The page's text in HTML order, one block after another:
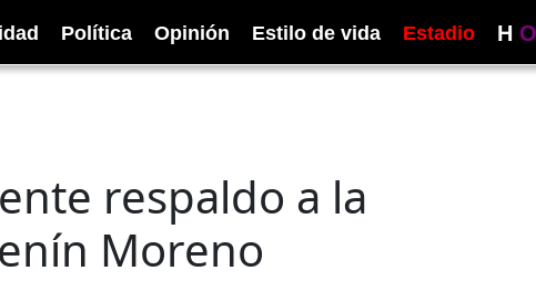
Política Opinión Estilo de vida Estadio H O
respaldo a la
Moreno